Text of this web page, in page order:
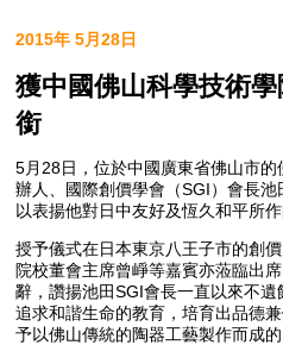
2015年 5月28日
獲中國佛山科學技術學
銜
5月28日，位於中國廣東省佛山市
辦人、國際創價學會（SGI）會長
以表揚他對日中友好及恆久和平所作
授予儀式在日本東京八王子市的創
院校董會主席曾崢等嘉賓亦蒞臨出
辭，讚揚池田SGI會長一直以來不
追求和諧生命的教育，培育出品德
予以佛山傳統的陶器工藝製作而成的